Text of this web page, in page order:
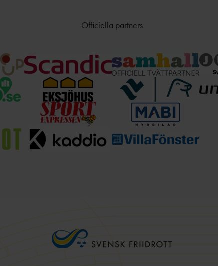
Officiella partners